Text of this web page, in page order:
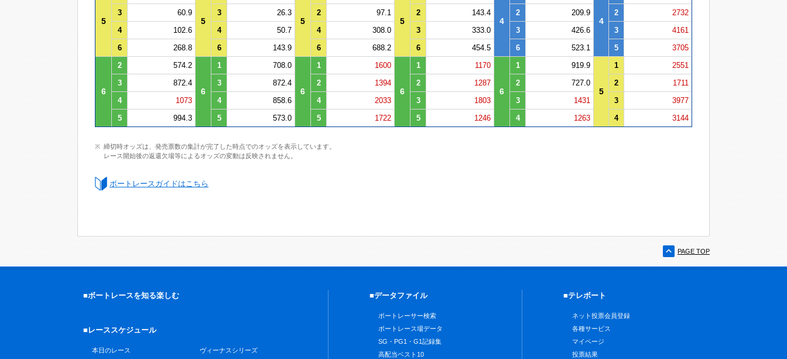
5 5 5 5 4 4
3
60.9 3 26.3 2 97.1 2 143.4 2 209.9 2
2732
4
102.6 4 50.7 4 308.0 3 333.0 3 426.6 3
4161
6
268.8 6 143.9 6 688.2 6 454.5 6 523.1 5 3705
6
2 574.2
6
1 708.0
6
1 1600
6
1 1170
6
1 919.9
5
1
2551
3
872.4 3 872.4 2 1394 2 1287 2 727.0 2
1711
4
1073 4 858.6 4 2033 3 1803 3 1431 3
3977
5
994.3 5 573.0 5 1722 5 1246 4 1263 4 3144
締切時オッズは、発売票数の集計が完了した時点でのオッズを表示しています。
レース開始後の返還欠場等によるオッズの変動は反映されません。
ボートレースガイドはこちら
PAGE TOP
■ボートレースを知る楽しむ
■レーススケジュール
本日のレース ヴィーナスシリーズ
■データファイル
ボートレーサー検索
ボートレース場データ
SG・PG1・G1記録集
高配当ベスト10
■テレボート
ネット投票会員登録
各種サービス
マイページ
投票結果